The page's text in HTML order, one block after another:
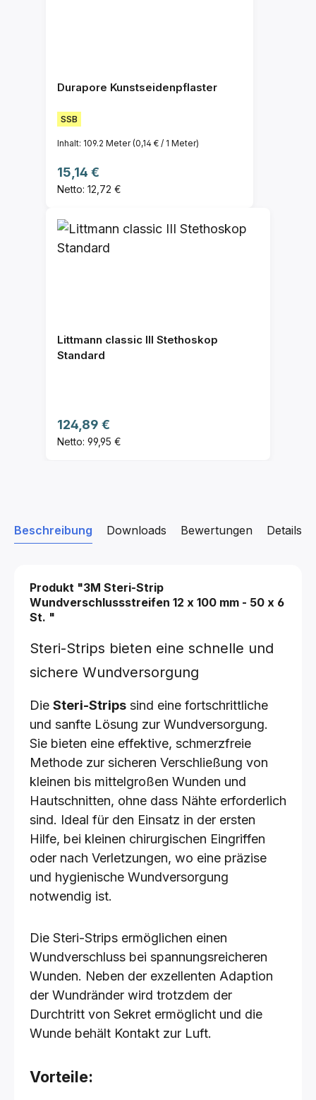
Durapore Kunstseidenpflaster
SSB
Inhalt: 109.2 Meter(0,14 € / 1 Meter)
Regulärer Preis:
15,14 €
Netto: 12,72 €
Littmann classic III Stethoskop
Standard
Regulärer Preis:
124,89 €
Netto: 99,95 €
Beschreibung Downloads Details
Bewertungen
Produkt "3M Steri-Strip
Wundverschlussstreifen 12 x 100 mm - 50 x 6
St. "
Steri-Strips bieten eine schnelle und
sichere Wundversorgung
Die Steri-Strips sind eine fortschrittliche
und sanfte Lösung zur Wundversorgung.
Sie bieten eine effektive, schmerzfreie
Methode zur sicheren Verschließung von
kleinen bis mittelgroßen Wunden und
Hautschnitten, ohne dass Nähte erforderlich
sind. Ideal für den Einsatz in der ersten
Hilfe, bei kleinen chirurgischen Eingriffen
oder nach Verletzungen, wo eine präzise
und hygienische Wundversorgung
notwendig ist.
Die Steri-Strips ermöglichen einen
Wundverschluss bei spannungsreicheren
Wunden. Neben der exzellenten Adaption
der Wundränder wird trotzdem der
Durchtritt von Sekret ermöglicht und die
Wunde behält Kontakt zur Luft.
Vorteile: